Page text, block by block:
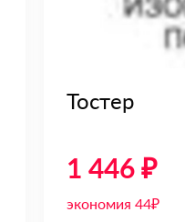
Тостер
1 446 ₽
экономия 44₽